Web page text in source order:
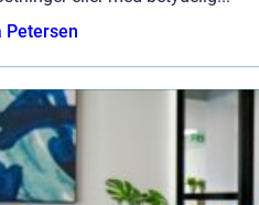
Petersen